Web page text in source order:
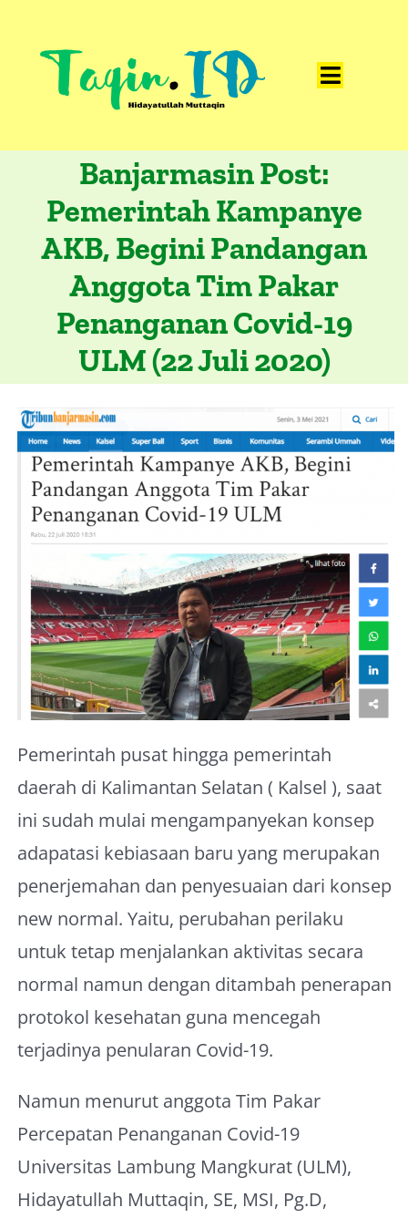
content
Toggle
Catatan
Artikel
Visualisasi
Data
Presentasi
Media
About Me
Banjarmasin Post:
Pemerintah Kampanye
AKB, Begini Pandangan
Anggota Tim Pakar
Penanganan Covid-19
ULM (22 Juli 2020)
Pemerintah pusat hingga pemerintah
daerah di Kalimantan Selatan ( Kalsel ), saat
ini sudah mulai mengampanyekan konsep
adapatasi kebiasaan baru yang merupakan
penerjemahan dan penyesuaian dari konsep
new normal. Yaitu, perubahan perilaku
untuk tetap menjalankan aktivitas secara
normal namun dengan ditambah penerapan
protokol kesehatan guna mencegah
terjadinya penularan Covid-19.
Namun menurut anggota Tim Pakar
Percepatan Penanganan Covid-19
Universitas Lambung Mangkurat (ULM),
Hidayatullah Muttaqin, SE, MSI, Pg.D,